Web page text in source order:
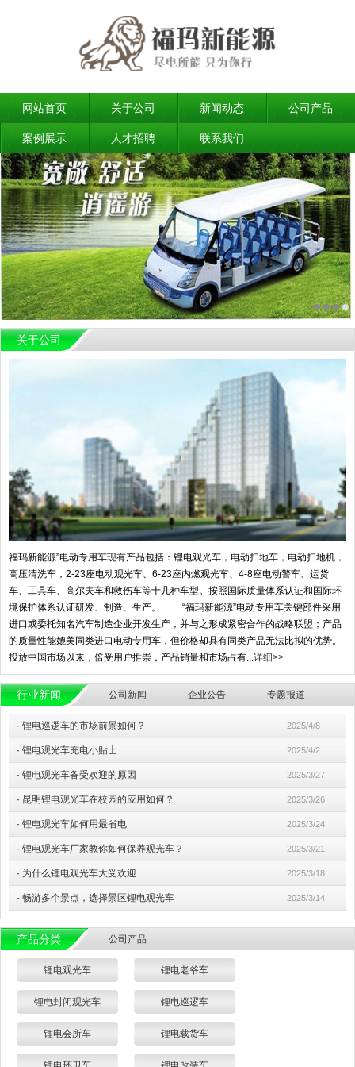
网站首页 关于公司 新闻动态 公司产品
案例展示 人才招聘 联系我们
关于公司
福玛新能源”电动专用车现有产品包括：锂电观光车，电动扫地车，电动扫地机，
高压清洗车，2-23座电动观光车、6-23座内燃观光车、4-8座电动警车、运货
车、工具车、高尔夫车和救伤车等十几种车型。按照国际质量体系认证和国际环
境保护体系认证研发、制造、生产。 “福玛新能源”电动专用车关键部件采用
进口或委托知名汽车制造企业开发生产，并与之形成紧密合作的战略联盟；产品
的质量性能媲美同类进口电动专用车，但价格却具有同类产品无法比拟的优势。
投放中国市场以来，倍受用户推崇，产品销量和市场占有...详细>>
行业新闻 公司新闻 企业公告 专题报道
· 锂电巡逻车的市场前景如何？ 2025/4/8
· 锂电观光车充电小贴士 2025/4/2
· 锂电观光车备受欢迎的原因 2025/3/27
· 昆明锂电观光车在校园的应用如何？ 2025/3/26
· 锂电观光车如何用最省电 2025/3/24
· 锂电观光车厂家教你如何保养观光车？ 2025/3/21
· 为什么锂电观光车大受欢迎 2025/3/18
· 畅游多个景点，选择景区锂电观光车 2025/3/14
产品分类 公司产品
锂电观光车 锂电老爷车
锂电封闭观光车 锂电巡逻车
锂电会所车 锂电载货车